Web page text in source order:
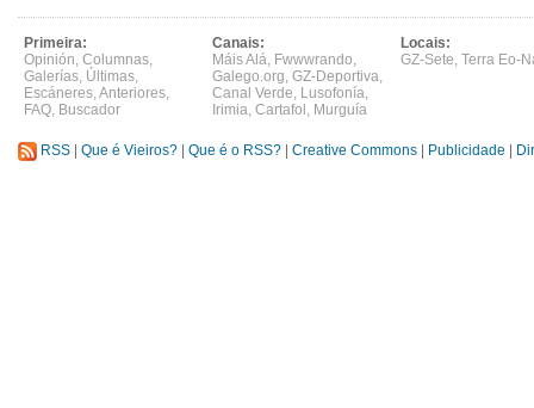
Primeira:
Opinión, Columnas,
Galerías, Últimas,
Escáneres,Anteriores,
FAQ, Buscador
Canais:
Máis Alá, Fwwwrando,
Galego.org, GZ-Deportiva,
Canal Verde, Lusofonía,
Irimia, Cartafol , Murguía
Locais:
GZ-Sete, Terra Eo-
RSS Que é Vieiros? Que é o RSS? Creative Commons Publicidade